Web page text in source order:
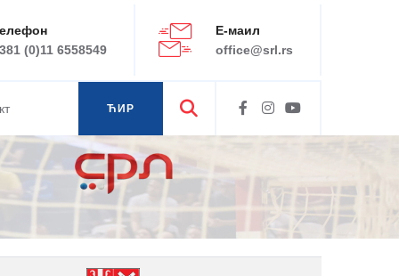
(0)11 6558549
Е-маил
office@srl.rs
ЋИР